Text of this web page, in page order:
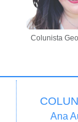
Colunista
Ana